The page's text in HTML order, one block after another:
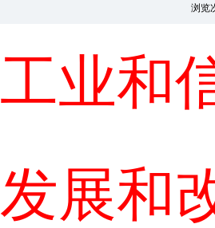
浏览
工业和
发展和